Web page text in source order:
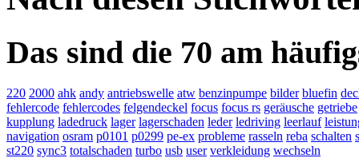
Das sind die 70 am
220 2000 ahk andy antriebswelle atw benzinpumpe bilder bluefin
fehlercode fehlercodes felgendeckel focus focus rs geräusche getriebe
kupplung ladedruck lager lagerschaden leder ledriving leerlauf
navigation osram p0101 p0299 pe-ex probleme rasseln reba schalten
st220 sync3 totalschaden turbo usb user verkleidung wechseln